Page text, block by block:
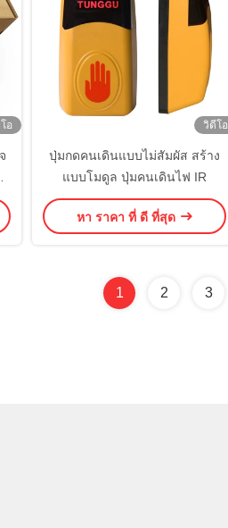
อ วิดีโอ
ปุ่มกดคนเดินแบบไม่สัมผัส สร้าง
แบบโมดูล ปุ่มคนเดินไฟ IR
หา ราคา ที่ ดี ที่สุด
1 2 3